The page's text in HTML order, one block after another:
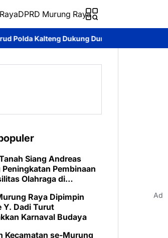
DPRD Murung Raya
Pendidikan Lewat Kapal Melek Huruf KP
Siang Andreas
Peningkatan Pembinaan
Olahraga di
Raya Dipimpin
Y. Dadi Turut
Karnaval Budaya
Kecamatan se-Murung
Ad